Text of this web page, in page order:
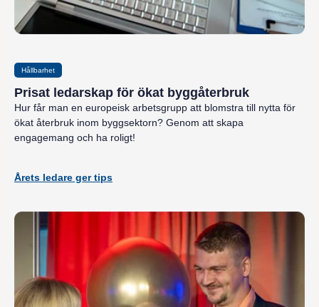
Hållbarhet
Prisat ledarskap för ökat byggåterbruk
Hur får man en europeisk arbetsgrupp att blomstra till nytta för
ökat återbruk inom byggsektorn? Genom att skapa
engagemang och ha roligt!
Årets ledare ger tips